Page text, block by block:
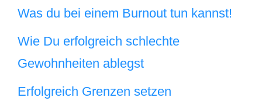
Was du bei einem Burnout tun kannst!
Wie Du erfolgreich schlechte
Gewohnheiten ablegst
Erfolgreich Grenzen setzen